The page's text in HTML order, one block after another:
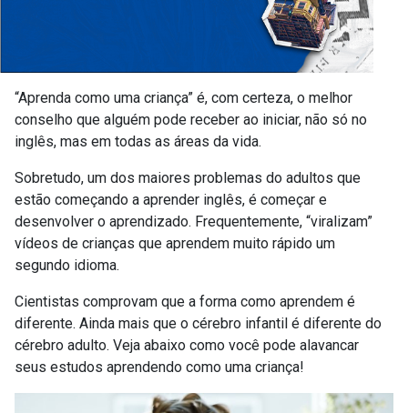
“Aprenda como uma criança” é, com certeza, o melhor
conselho que alguém pode receber ao iniciar, não só no
inglês, mas em todas as áreas da vida.
Sobretudo, um dos maiores problemas do adultos que
estão começando a aprender inglês, é começar e
desenvolver o aprendizado. Frequentemente, “viralizam”
vídeos de crianças que aprendem muito rápido um
segundo idioma.
Cientistas comprovam que a forma como aprendem é
diferente. Ainda mais que o cérebro infantil é diferente do
cérebro adulto. Veja abaixo como você pode alavancar
seus estudos aprendendo como uma criança!